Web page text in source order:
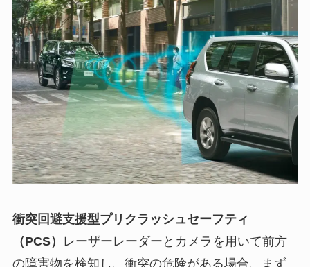
衝突回避支援型プリクラッシュセーフティ
（PCS）
レーザーレーダーとカメラを用いて前方
の障害物を検知し、衝突の危険がある場合、まず